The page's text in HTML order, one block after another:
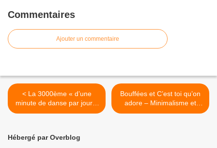
Commentaires
Ajouter un commentaire
< La 3000ème « d’une
minute de danse par jour »
- changer le monde par la
Bouffées et C’est toi qu’on
adore – Minimalisme et
justesse : raconter le
Hébergé par Overblog